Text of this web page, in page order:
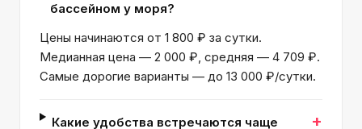
бассейном у моря?
Цены начинаются от 1 800 ₽ за сутки.
Медианная цена — 2 000 ₽, средняя — 4 709 ₽.
Самые дорогие варианты — до 13 000 ₽/сутки.
Какие удобства встречаются чаще
+